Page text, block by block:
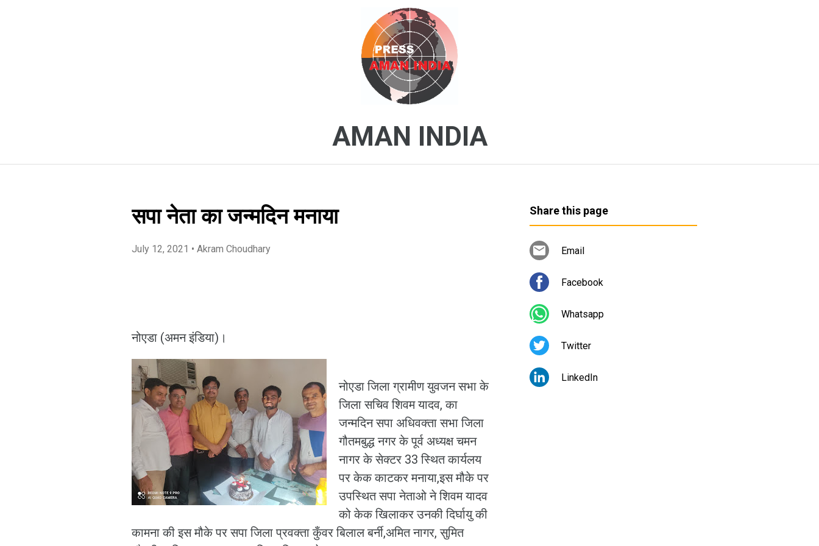
AMAN INDIA
सपा नेता का जन्मदिन मनाया
July 12, 2021 • Akram Choudhary
नोएडा (अमन इंडिया)।
नोएडा जिला ग्रामीण युवजन सभा के
जिला सचिव शिवम यादव, का
जन्मदिन सपा अधिवक्ता सभा जिला
गौतमबुद्ध नगर के पूर्व अध्यक्ष चमन
नागर के सेक्टर 33 स्थित कार्यलय
पर केक काटकर मनाया,इस मौके पर
उपस्थित सपा नेताओ ने शिवम यादव
को केक खिलाकर उनकी दिर्घायु की
कामना की इस मौके पर सपा जिला प्रवक्ता कुँवर बिलाल बर्नी,अमित नागर, सुमित
Share this page
Email
Facebook
Whatsapp
Twitter
LinkedIn